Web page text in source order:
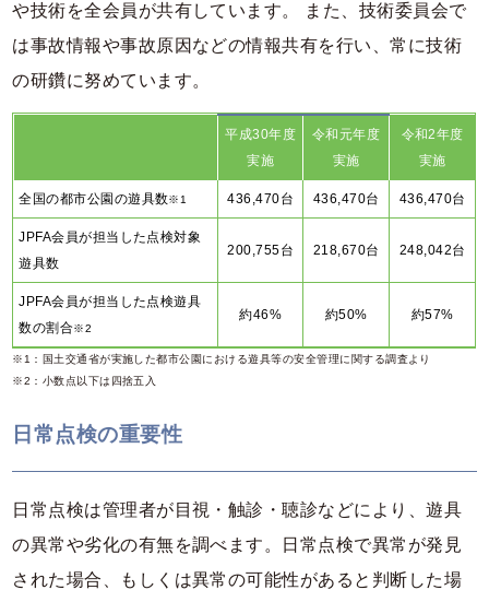
や技術を全会員が共有しています。 また、技術委員会で
は事故情報や事故原因などの情報共有を行い、常に技術
の研鑽に努めています。
平成30年度
実施
令和元年度
実施
令和2年度
実施
全国の都市公園の遊具数※1 436,470台 436,470台 436,470台
JPFA会員が担当した点検対象
遊具数
200,755台 218,670台 248,042台
JPFA会員が担当した点検遊具
数の割合※2
約46% 約50% 約57%
※1：国土交通省が実施した都市公園における遊具等の安全管理に関する調査より
※2：小数点以下は四捨五入
日常点検の重要性
日常点検は管理者が目視・触診・聴診などにより、遊具
の異常や劣化の有無を調べます。日常点検で異常が発見
された場合、もしくは異常の可能性があると判断した場